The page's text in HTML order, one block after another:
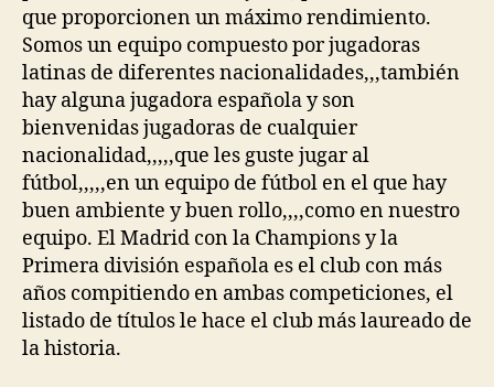
que proporcionen un máximo rendimiento.
Somos un equipo compuesto por jugadoras
latinas de diferentes nacionalidades,,,también
hay alguna jugadora española y son
bienvenidas jugadoras de cualquier
nacionalidad,,,,,que les guste jugar al
fútbol,,,,,en un equipo de fútbol en el que hay
buen ambiente y buen rollo,,,,como en nuestro
equipo. El Madrid con la Champions y la
Primera división española es el club con más
años compitiendo en ambas competiciones, el
listado de títulos le hace el club más laureado de
la historia.